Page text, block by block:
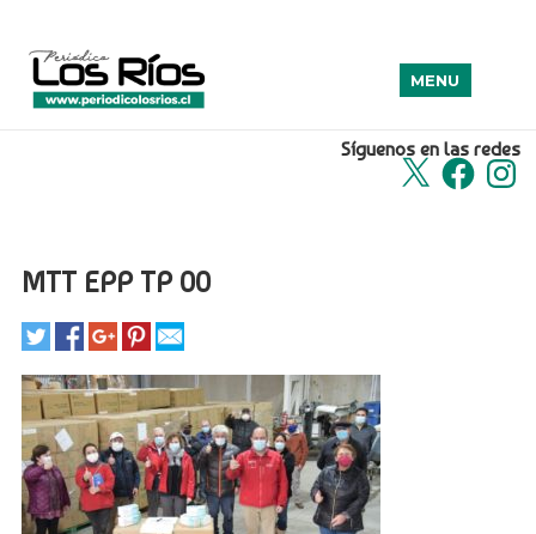
Síguenos en las redes
X Facebook
MENU
MTT EPP TP 00